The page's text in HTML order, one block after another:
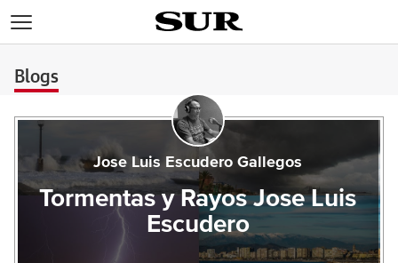
Blogs
Jose Luis Escudero Gallegos
Tormentas y Rayos Jose Luis
Escudero